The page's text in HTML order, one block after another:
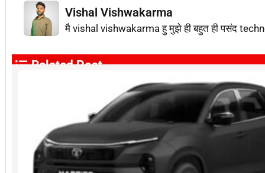
Vishal Vishwakarma
मै vishal vishwakarma हु मुझे ही बहुत ही पसंद
Related Post